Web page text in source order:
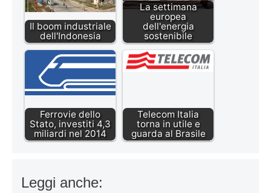
Il boom industriale
dell'Indonesia
La settimana
europea
dell'energia
sostenibile
Ferrovie dello
Stato, investiti 4,3
miliardi nel 2014
Telecom Italia
torna in utile e
guarda al Brasile
Leggi anche: